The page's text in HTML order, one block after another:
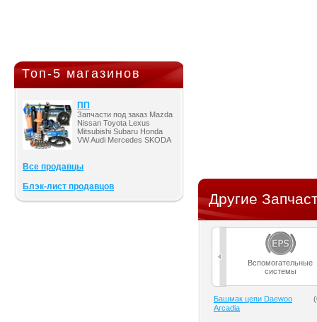
Топ-5 магазинов
ПП
Запчасти под заказ Mazda
Nissan Toyota Lexus
Mitsubishi Subaru Honda
VW Audi Mercedes SKODA
Все продавцы
Блэк-лист продавцов
Другие
Вспомогательные
системы
Башмак цепи Daewoo
Arcadia
(